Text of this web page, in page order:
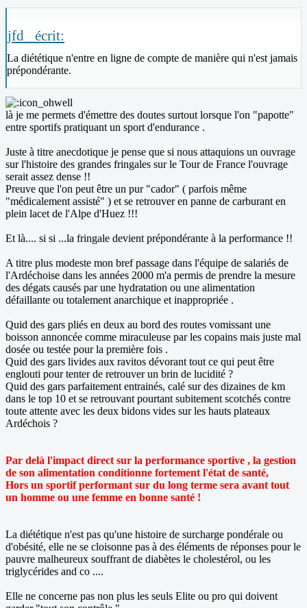
jfd_ écrit:
La diététique n'entre en ligne de compte de manière qui n'est jamais
prépondérante.
là je me permets d'émettre des doutes surtout lorsque l'on "papotte"
entre sportifs pratiquant un sport d'endurance .
Juste à titre anecdotique je pense que si nous attaquions un ouvrage
sur l'histoire des grandes fringales sur le Tour de France l'ouvrage
serait assez dense !!
Preuve que l'on peut être un pur "cador" ( parfois même
"médicalement assisté" ) et se retrouver en panne de carburant en
plein lacet de l'Alpe d'Huez !!!
Et là.... si si ...la fringale devient prépondérante à la performance !!
A titre plus modeste mon bref passage dans l'équipe de salariés de
l'Ardéchoise dans les années 2000 m'a permis de prendre la mesure
des dégats causés par une hydratation ou une alimentation
défaillante ou totalement anarchique et inappropriée .
Quid des gars pliés en deux au bord des routes vomissant une
boisson annoncée comme miraculeuse par les copains mais juste mal
dosée ou testée pour la première fois .
Quid des gars livides aux ravitos dévorant tout ce qui peut être
englouti pour tenter de retrouver un brin de lucidité ?
Quid des gars parfaitement entrainés, calé sur des dizaines de km
dans le top 10 et se retrouvant pourtant subitement scotchés contre
toute attente avec les deux bidons vides sur les hauts plateaux
Ardéchois ?
Par delà l'impact direct sur la performance sportive , la gestion
de son alimentation conditionne fortement l'état de santé,
Hors un sportif performant sur du long terme sera avant tout
un homme ou une femme en bonne santé !
La diététique n'est pas qu'une histoire de surcharge pondérale ou
d'obésité, elle ne se cloisonne pas à des éléments de réponses pour le
pauvre malheureux souffrant de diabètes le cholestérol, ou les
triglycérides and co ....
Elle ne concerne pas non plus les seuls Elite ou pro qui doivent